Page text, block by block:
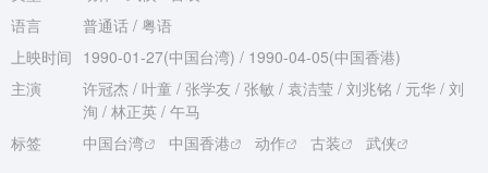
语言
普通话 / 粤语
上映时间 1990-01-27(中国台湾) / 1990-04-05(中国香港)
主演
许冠杰 / 叶童 / 张学友 / 张敏 / 袁洁莹 / 刘兆铭 / 元华 / 刘
洵 / 林正英 / 午马
标签
中国台湾 中国香港 动作 古装 武侠